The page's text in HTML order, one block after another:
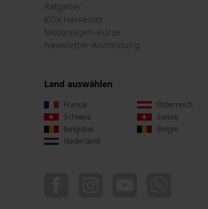
Ratgeber
KOX Harvester
Motorsägen-Kurse
Newsletter-Anmeldung
Land auswählen
France
Österreich
Schweiz
Suisse
Belgique
België
Nederland